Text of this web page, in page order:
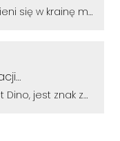
Główną atrakcją będzie galeon
na działkę przy szkole zakończył się bez ofert